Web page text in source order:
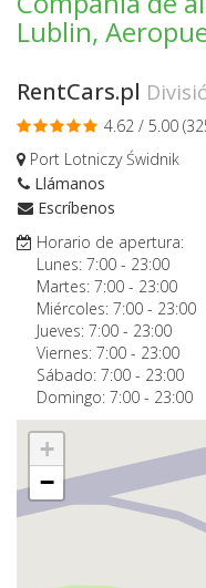
Lublin,
RentCars.pl
4.62 / 5.00 (
Port Lotniczy Świdnik
Llámanos
Escríbenos
Horario de apertura:
Lunes: 7:00 - 23:00
Martes: 7:00 - 23:00
Miércoles: 7:00 - 23:00
Jueves: 7:00 - 23:00
Viernes: 7:00 - 23:00
Sábado: 7:00 - 23:00
Domingo: 7:00 - 23:00
+
−